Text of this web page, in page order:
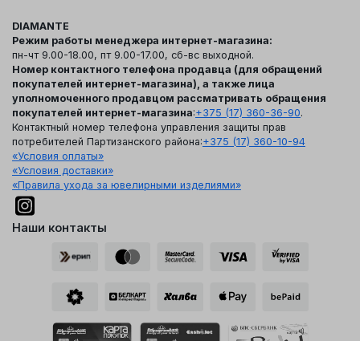
DIAMANTE
Режим работы менеджера интернет-магазина:
пн-чт 9.00-18.00, пт 9.00-17.00, сб-вс выходной.
Номер контактного телефона продавца (для обращений
покупателей интернет-магазина), а также лица
уполномоченного продавцом рассматривать обращения
покупателей интернет-магазина:+375 (17) 360-36-90.
Контактный номер телефона управления защиты прав
потребителей Партизанского района:+375 (17) 360-10-94
«Условия оплаты»
«Условия доставки»
«Правила ухода за ювелирными изделиями»
Наши контакты